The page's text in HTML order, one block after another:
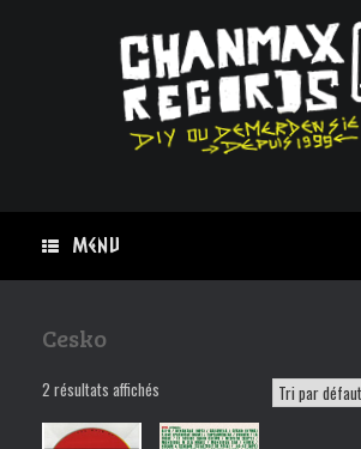
Menu
Cesko
2 résultats affichés